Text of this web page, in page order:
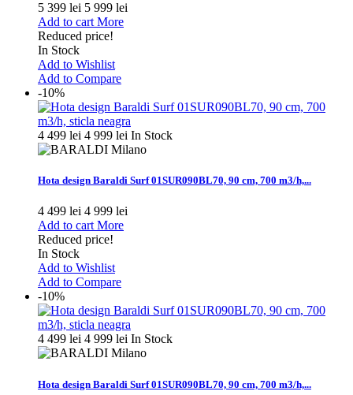
5 399 lei 5 999 lei
Add to cart More
Reduced price!
In Stock
Add to Wishlist
Add to Compare
-10%
4 499 lei 4 999 lei In Stock
Hota design Baraldi Surf 01SUR090BL70, 90 cm, 700 m3/h,...
4 499 lei 4 999 lei
Add to cart More
Reduced price!
In Stock
Add to Wishlist
Add to Compare
-10%
4 499 lei 4 999 lei In Stock
Hota design Baraldi Surf 01SUR090BL70, 90 cm, 700 m3/h,...